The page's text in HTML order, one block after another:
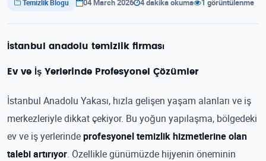
Temizlik Blogu 04 March 2026 4 dakika okuma 1 görüntülenme
İstanbul anadolu temizlik firması
Ev ve İş Yerlerinde Profesyonel Çözümler
İstanbul Anadolu Yakası, hızla gelişen yaşam alanları ve iş
merkezleriyle dikkat çekiyor. Bu yoğun yapılaşma, bölgedeki
ev ve iş yerlerindeprofesyonel temizlik hizmetlerine olan
talebi artırıyor. Özellikle günümüzde hijyenin öneminin